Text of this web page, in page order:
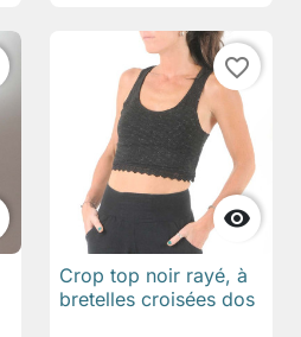

favorite_border
Crop top noir rayé, à
bretelles croisées dos